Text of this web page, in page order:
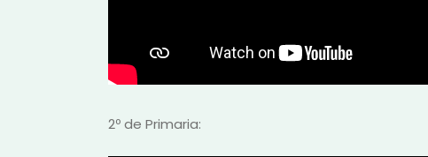
2º de Primaria: